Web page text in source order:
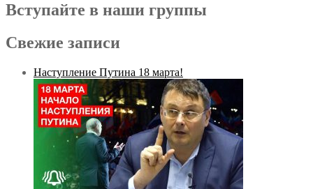
Вступайте в наши группы
Свежие записи
Наступление Путина 18 марта!